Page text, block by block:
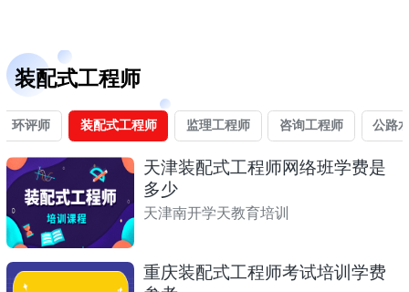
装配式工程师
环评师 装配式工程师 监理工程师 咨询工程师 公路
天津装配式工程师网络班学费是
多少
天津南开学天教育培训
重庆装配式工程师考试培训学费